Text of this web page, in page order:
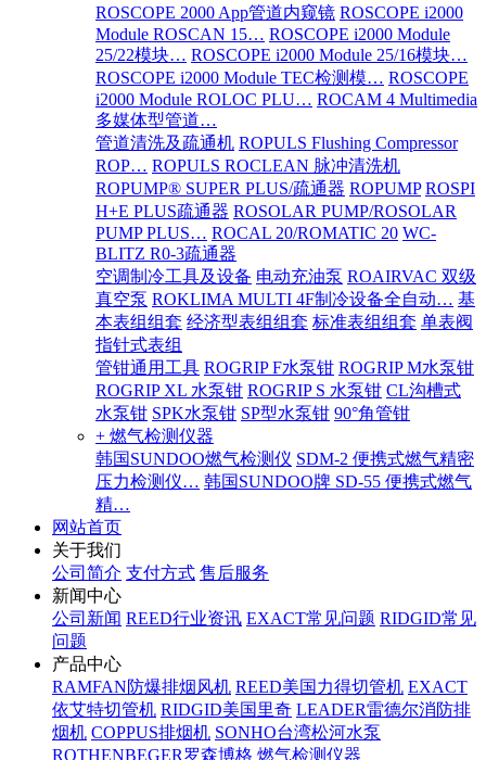
ROSCOPE 2000 App管道内窥镜 ROSCOPE i2000
Module ROSCAN 15… ROSCOPE i2000 Module
25/22模块… ROSCOPE i2000 Module 25/16模块…
ROSCOPE i2000 Module TEC检测模… ROSCOPE
i2000 Module ROLOC PLU… ROCAM 4 Multimedia
多媒体型管道…
管道清洗及疏通机 ROPULS Flushing Compressor
ROP… ROPULS ROCLEAN 脉冲清洗机
ROPUMP® SUPER PLUS/疏通器 ROPUMP ROSPI
H+E PLUS疏通器 ROSOLAR PUMP/ROSOLAR
PUMP PLUS… ROCAL 20/ROMATIC 20 WC-
BLITZ R0-3疏通器
空调制冷工具及设备 电动充油泵 ROAIRVAC 双级
真空泵 ROKLIMA MULTI 4F制冷设备全自动… 基
本表组组套 经济型表组组套 标准表组组套 单表阀
指针式表组
管钳通用工具 ROGRIP F水泵钳 ROGRIP M水泵钳
ROGRIP XL 水泵钳 ROGRIP S 水泵钳 CL沟槽式
水泵钳 SPK水泵钳 SP型水泵钳 90°角管钳
+ 燃气检测仪器
韩国SUNDOO燃气检测仪 SDM-2 便携式燃气精密
压力检测仪… 韩国SUNDOO牌 SD-55 便携式燃气
精…
网站首页
关于我们
公司简介 支付方式 售后服务
新闻中心
公司新闻 REED行业资讯 EXACT常见问题 RIDGID常见
问题
产品中心
RAMFAN防爆排烟风机 REED美国力得切管机 EXACT
依艾特切管机 RIDGID美国里奇 LEADER雷德尔消防排
烟机 COPPUS排烟机 SONHO台湾松河水泵
ROTHENBEGER罗森博格 燃气检测仪器